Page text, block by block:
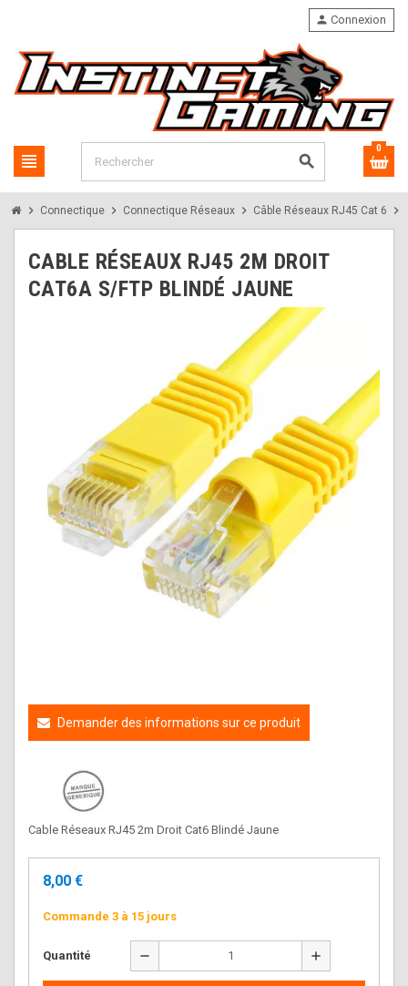
view_headline search
person Connexion
0
chevron_right Connectique chevron_right Connectique Réseaux chevron_right Câble Réseaux RJ45 Cat 6 chevron_right
CABLE RÉSEAUX RJ45 2M DROIT
CAT6A S/FTP BLINDÉ JAUNE
Demander des informations sur ce produit
Cable Réseaux RJ45 2m Droit Cat6 Blindé Jaune
8,00 €
Commande 3 à 15 jours
Quantité remove add